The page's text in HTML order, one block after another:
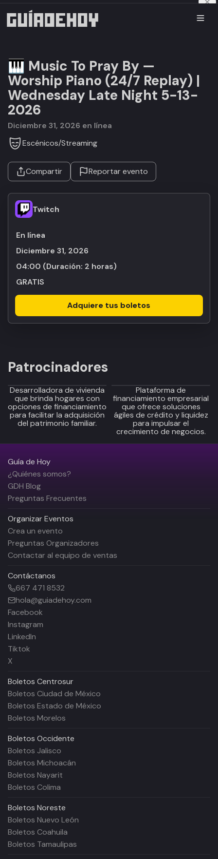
🎹 Music To Pray By —
Worship Piano (24/7 Replay) |
Wednesday Late Night 5-13-
2026
diciembre 31, 2026 en línea
Escénicos/Streaming
Compartir Reportar evento
Twitch
En línea
diciembre 31, 2026
04:00 (Duración: 2 horas)
GRATIS
Adquiere tus boletos
Patrocinadores
Desarrolladora de vivienda
que brinda hogares con
opciones de financiamiento
para facilitar la adquisición
del patrimonio familiar.
Plataforma de
financiamiento empresarial
que ofrece soluciones
ágiles de crédito y liquidez
para impulsar el
crecimiento de negocios.
Guía de Hoy
¿Quiénes somos?
GDH Blog
Preguntas Frecuentes
Organizar Eventos
Crea un evento
Preguntas Organizadores
Contactar al equipo de ventas
Contáctanos
667 471 8532
hola@guiadehoy.com
Facebook
Instagram
LinkedIn
Tiktok
X
Boletos Centrosur
Boletos Ciudad de México
Boletos Estado de México
Boletos Morelos
Boletos Occidente
Boletos Jalisco
Boletos Michoacán
Boletos Nayarit
Boletos Colima
Boletos Noreste
Boletos Nuevo León
Boletos Coahuila
Boletos Tamaulipas